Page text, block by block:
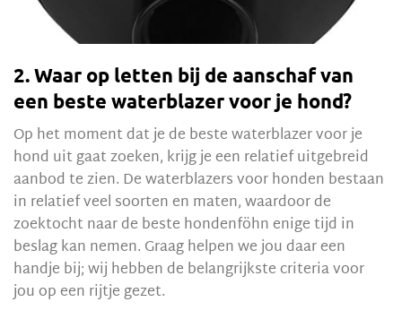
2. Waar op letten bij de aanschaf van
een beste waterblazer voor je hond?
Op het moment dat je de beste waterblazer voor je
hond uit gaat zoeken, krijg je een relatief uitgebreid
aanbod te zien. De waterblazers voor honden bestaan
in relatief veel soorten en maten, waardoor de
zoektocht naar de beste hondenföhn enige tijd in
beslag kan nemen. Graag helpen we jou daar een
handje bij; wij hebben de belangrijkste criteria voor
jou op een rijtje gezet.